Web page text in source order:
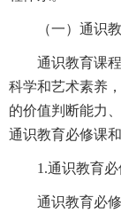
（一）通识
通识教育课
科学和艺术素养
的价值判断能力
通识教育必修课
1.通识教育
通识教育必